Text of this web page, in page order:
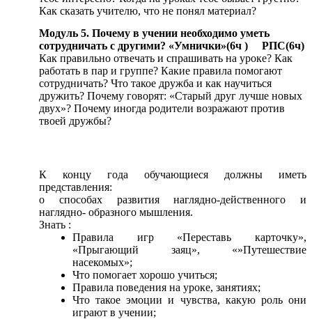
Как сказать учителю, что не понял материал?
Модуль 5. Почему в учении необходимо уметь
сотрудничать с другими? «Умнички»(6ч ) РПС(6ч)
Как правильно отвечать и спрашивать на уроке? Как
работать в пар и группе? Какие правила помогают
сотрудничать? Что такое дружба и как научиться
дружить? Почему говорят: «Старый друг лучше новых
двух»? Почему иногда родители возражают против
твоей дружбы?
К концу года обучающиеся должны иметь
представления:
о способах развития наглядно-действенного и
наглядно- образного мышления.
Знать :
Правила игр «Переставь карточку»,
«Прыгающий заяц», «»Путешествие
насекомых»;
Что помогает хорошо учиться;
Правила поведения на уроке, занятиях;
Что такое эмоции и чувства, какую роль они
играют в учении;